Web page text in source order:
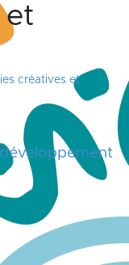
et
créatives et